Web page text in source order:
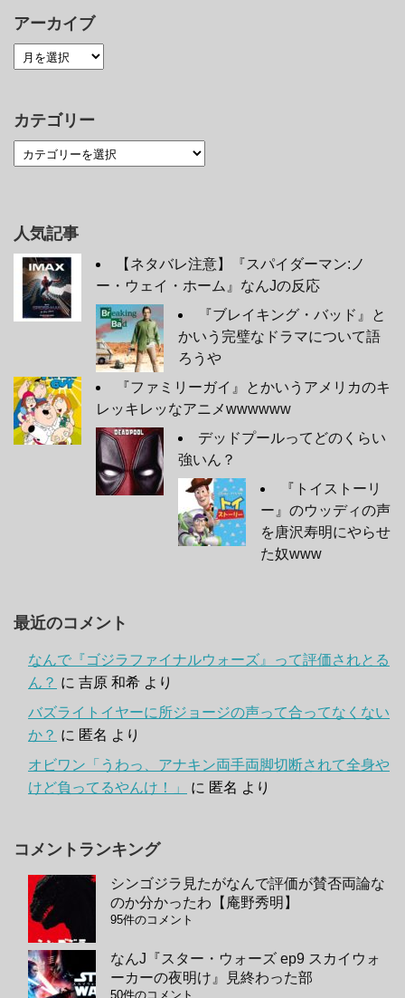
アーカイブ
カテゴリー
人気記事
【ネタバレ注意】『スパイダーマン:ノ
ー・ウェイ・ホーム』なんJの反応
『ブレイキング・バッド』と
かいう完璧なドラマについて語
ろうや
『ファミリーガイ』とかいうアメリカのキ
レッキレッなアニメwwwwww
デッドプールってどのくらい
強いん？
『トイストーリ
ー』のウッディの声
を唐沢寿明にやらせ
た奴www
最近のコメント
なんで『ゴジラファイナルウォーズ』って評価されとる
ん？ に 吉原 和希 より
バズライトイヤーに所ジョージの声って合ってなくない
か？ に 匿名 より
オビワン「うわっ、アナキン両手両脚切断されて全身や
けど負ってるやんけ！」
に 匿名 より
コメントランキング
シンゴジラ見たがなんで評価が賛否両論な
のか分かったわ【庵野秀明】
95件のコメント
なんJ『スター・ウォーズ ep9 スカイウォ
ーカーの夜明け』見終わった部
50件のコメント